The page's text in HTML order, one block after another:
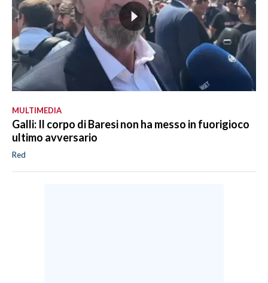
MULTIMEDIA
Galli: Il corpo di Baresi non ha messo in fuorigioco
ultimo avversario
Red